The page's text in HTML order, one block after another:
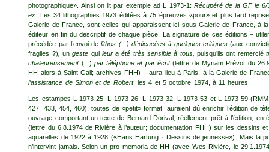
photographique». Ainsi on lit par exemple ad L 1973-1: Récupéré de la GF le 6/
ex.
Les 34 lithographies 1973 éditées à 75 épreuves «pour» et plus tard
Galerie de France, sont celles qui apparaissent ici sous Galerie de France, à
éditeur en fin du descriptif de chaque pièce. La signature de ces éditions –
précédée par l’envoi delithos (...) dédicacées à quelques critiques(aux
fragiles ?)
ungeste qui leur a été très sensible à tous, puisqu’ils ont remercié
chaleureusement (...) par téléphone et par écrit(lettre de Myriam Prévot du
HH alors à Saint-Gall; archives FHH) – aura lieu à Paris, à la Galerie de
l’assistance de Simon et de Robert, les 4 et 5 octobre 1974, à 11 heures.
Les estampes L 1973-25, L 1973 26, L 1973-32, L 1973-53 et L 1973-59
427, 433, 454, 460), toutes de «petit» format, auraient dû enrichir l’édition de
ouvrage comportant un texte de Bernard Dorival, réellement prêt à l’édition, en
(lettre du 6.8.1974 de Rivière à l’auteur; documentation FHH) sur les dessins et
aquarelles de 1922 à 1928 («Hans Hartung · Dessins de jeunesse»). Mais la
n’intervint jamais. Selon un pro memoria de HH (avec Yves Rivière, le